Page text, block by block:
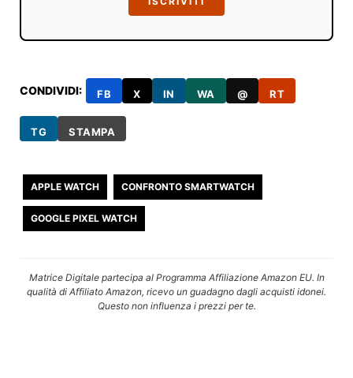
CONDIVIDI: FB X IN WA @ RT
TG STAMPA
APPLE WATCH CONFRONTO SMARTWATCH
GOOGLE PIXEL WATCH
Matrice Digitale partecipa al Programma Affiliazione Amazon EU. In
qualità di Affiliato Amazon, ricevo un guadagno dagli acquisti idonei.
Questo non influenza i prezzi per te.